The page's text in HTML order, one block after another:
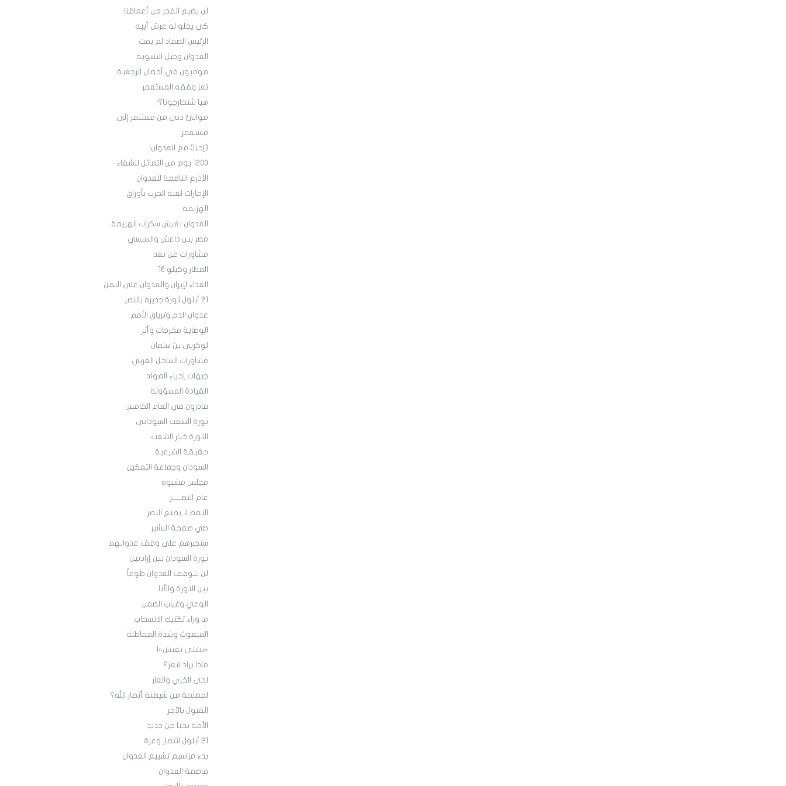
لن يضيع الفجر من أعماقنا
كي يخلو له عرش أبيه
الرئيس الصماد لم يمت
العدوان وجيل التسوية
قوميون في أحضان الرجعية
تعز وفقه المستعمر
هيا شتخارجونا؟!
موانئ دبي من مستثمر إلى
مستعمر
(إحنا) مع العدوان!
1200 يوم من التماثل للشفاء
الأذرع الناعمة للعدوان
الإمارات لعبة الحرب بأوراق
الهزيمة
العدوان يعيش سكرات الهزيمة
مصر بين داعش والسيسي
مشاورات عن بعد
المطار وكيلو 16
العداء لإيران والعدوان على اليمن
21 أيلول ثورة جديرة بالنصر
عدوان الدم وترياق الأمم
الوصاية مخرجات وأثر
لوكربي بن سلمان
مشاورات الساحل الغربي
جبهات إحياء المولد
القيادة المسؤولة
قادرون في العام الخامس
ثورة الشعب السوداني
الثورة خيار الشعب
حقيقة الشرعية
السودان وجماعة التمكين
مجلس مشبوه
عام النصـــــر
النفط لا يصنع النصر
طي صفحة البشير
سنجبرهم على وقف عدوانهم
ثورة السودان بين إرادتين
لن يتوقف العدوان طوعاً
بين الثورة والأنا
الوعي وغياب الضمير
ما وراء تكتيك الانسحاب
المبعوث وشدة المماطلة
«نشتي نعيش»!
ماذا يراد لتعز؟
لحى الخزي والعار
لمصلحة من شيطنة أنصار الله؟
القبول بالآخر
الأمة تحيا من جديد
21 أيلول انتصار وعزة
بدء مراسيم تشييع العدوان
قاصمة العدوان